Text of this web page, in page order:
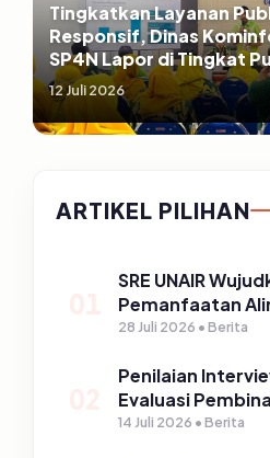
Tingkatkan Layanan
Responsif, Dinas
SP4N Lapor di Tingkat
serta SD/SMP di
12 Juli 2026
ARTIKEL PILIHAN
SRE UNAIR
Pemanfaatan
PLTPH dalam
28 Juli 2026 • Berita
Penilaian
Evaluasi
Sektoral
14 Juli 2026 • Berita